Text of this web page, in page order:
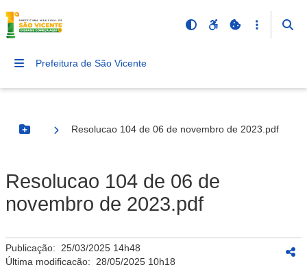
Prefeitura de São Vicente
Botão Menu
Resolucao 104 de 06 de novembro de 2023.pdf
Resolucao 104 de 06 de
novembro de 2023.pdf
Publicação: 25/03/2025 14h48
Última modificação: 28/05/2025 10h18